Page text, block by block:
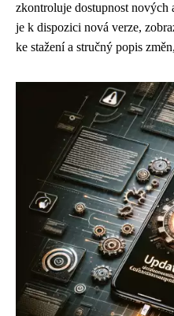
zkontroluje dostupnost nových
je k dispozici nová verze,
ke stažení a stručný popis